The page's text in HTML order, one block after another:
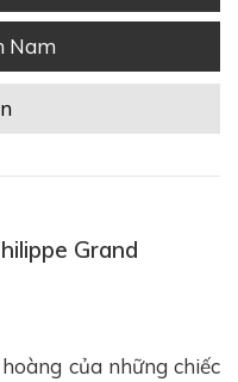
Nam
Grand
của những chiếc